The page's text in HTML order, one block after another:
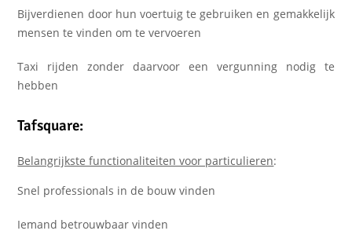
Bijverdienen door hun voertuig te gebruiken en gemakkelijk
mensen te vinden om te vervoeren
Taxi rijden zonder daarvoor een vergunning nodig te
hebben
Tafsquare:
Belangrijkste functionaliteiten voor particulieren:
Snel professionals in de bouw vinden
Iemand betrouwbaar vinden